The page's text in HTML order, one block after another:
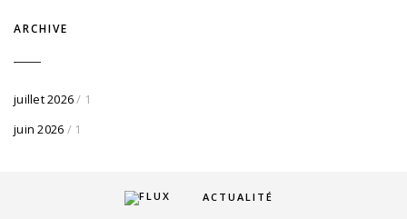
ARCHIVE
juillet 2026/ 1
juin 2026 / 1
ACTUALITÉ